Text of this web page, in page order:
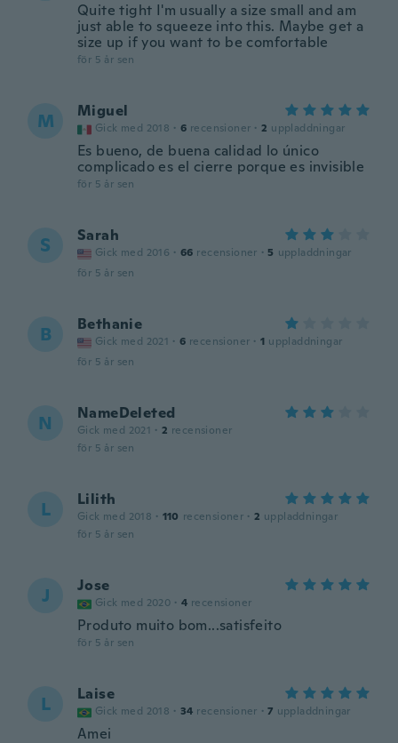
Quite tight I'm usually a size small and am
just able to squeeze into this. Maybe get a
size up if you want to be comfortable
för 5 år sen
M Miguel
Gick med 2018 · 6 recensioner · 2 uppladdningar
Es bueno, de buena calidad lo único
complicado es el cierre porque es invisible
för 5 år sen
S Sarah
Gick med 2016 · 66 recensioner · 5 uppladdningar
för 5 år sen
B Bethanie
Gick med 2021 · 6 recensioner · 1 uppladdningar
för 5 år sen
N NameDeleted
Gick med 2021 · 2 recensioner
för 5 år sen
L Lilith
Gick med 2018 · 110 recensioner · 2 uppladdningar
för 5 år sen
J Jose
Gick med 2020 · 4 recensioner
Produto muito bom...satisfeito
för 5 år sen
L Laise
Gick med 2018 · 34 recensioner · 7 uppladdningar
Amei